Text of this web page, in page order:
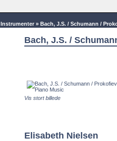
Instrumenter » Bach, J.S. / Schumann /
Bach, J.S. /
Vis stort billede
Elisabeth Nielsen